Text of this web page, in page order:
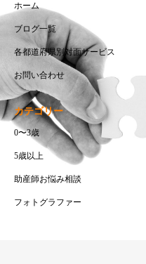
ホーム
ブログ一覧
各都道府県別対面サービス
お問い合わせ
カテゴリー
0〜3歳
5歳以上
助産師お悩み相談
フォトグラファー